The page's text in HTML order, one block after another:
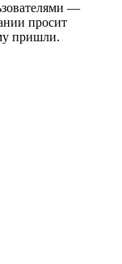
—
просит
пришли.